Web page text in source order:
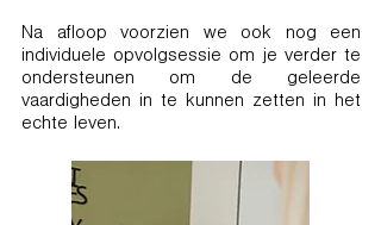
Na afloop voorzien we ook nog een
individuele opvolgsessie om je verder te
ondersteunen om de geleerde
vaardigheden in te kunnen zetten in het
echte leven.